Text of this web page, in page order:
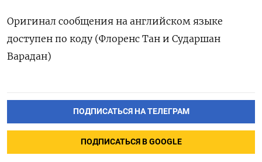
Оригинал сообщения на английском языке
доступен по коду (Флоренс Тан и Сударшан
Варадан)
ПОДПИСАТЬСЯ НА ТЕЛЕГРАМ
ПОДПИСАТЬСЯ В GOOGLE